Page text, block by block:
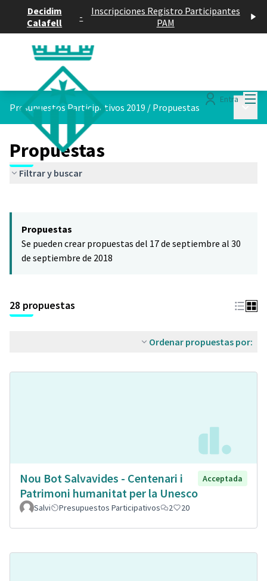
Decidim
Calafell
-
Inscripciones Registro Participantes
PAM
Entra
Presupuestos Participativos 2019 / Propuestas
Propuestas
Filtrar y buscar
−
Propuestas
Se pueden crear propuestas del 17 de septiembre al 30
de septiembre de 2018
28 propuestas
Ordenar propuestas por:
Nou Bot Salvavides - Centenari i
Patrimoni humanitat per la Unesco
Acceptada
Salvi Presupuestos Participativos 2 20